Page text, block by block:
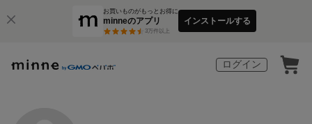
お買いものがもっとお得に
minneのアプリ
3万件以上
インストールする
ログイン